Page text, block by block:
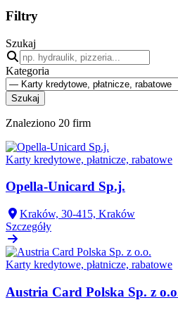
Filtry
Szukaj
Kategoria
Szukaj
Znaleziono 20 firm
Karty kredytowe, płatnicze, rabatowe
Opella-Unicard Sp.j.
Kraków, 30-415, Kraków
Szczegóły
Karty kredytowe, płatnicze, rabatowe
Austria Card Polska Sp. z